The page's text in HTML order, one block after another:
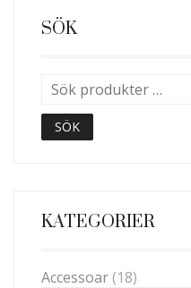
VARIANTER.
ALTERNATIVEN
KAN
VÄLJAS
SÖK
SÖK
KATEGORIER
Accessoar (18)